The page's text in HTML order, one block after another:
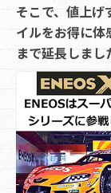
そこで、値上げ
イルをお得に体
まで延長しまし